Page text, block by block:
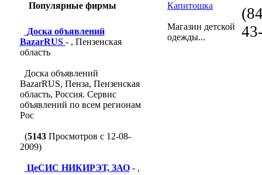
Популярные фирмы
Доска объявлений
BazarRUS - , Пензенская
область
Доска объявлений
BazarRUS, Пенза, Пензенская
область, Россия. Сервис
объявлений по всем регионам
Рос
(5143Просмотров с 12-08-
2009)
ЦеСИС НИКИРЭТ, ЗАО- ,
Капитошка
Магазин детской
одежды...